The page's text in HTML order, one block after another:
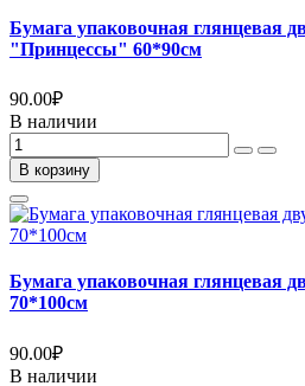
Бумага упаковочная глянцевая
"Принцессы" 60*90см
90.00₽
В наличии
В корзину
Бумага упаковочная глянцевая
70*100см
90.00₽
В наличии